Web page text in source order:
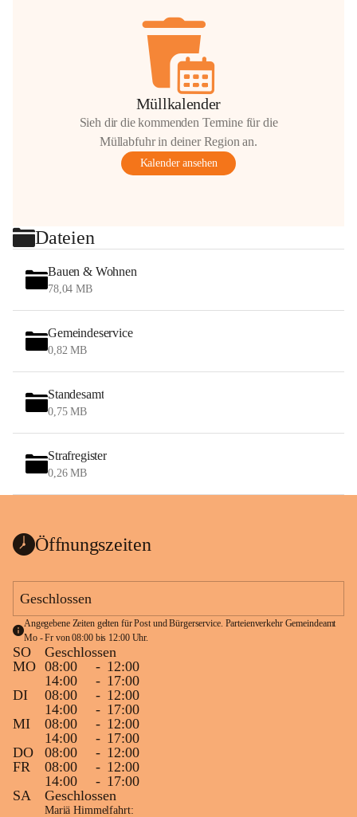
Müllkalender
Sieh dir die kommenden Termine für die
Müllabfuhr in deiner Region an.
Kalender ansehen
Dateien
Bauen & Wohnen
78,04 MB
Gemeindeservice
0,82 MB
Standesamt
0,75 MB
Strafregister
0,26 MB
Öffnungszeiten
Geschlossen
Angegebene Zeiten gelten für Post und Bürgerservice. Parteienverkehr Gemeindeamt
Mo - Fr von 08:00 bis 12:00 Uhr.
SO
Geschlossen
MO 08:00 - 12:00
14:00
- 17:00
DI
08:00 - 12:00
14:00
- 17:00
MI
08:00 - 12:00
14:00
- 17:00
DO
08:00 - 12:00
FR
08:00 - 12:00
14:00
- 17:00
SA
Geschlossen
Mariä Himmelfahrt: